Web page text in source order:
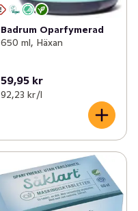
Badrum Oparfymerad
650 ml, Häxan
59,95 kr
92,23 kr /l